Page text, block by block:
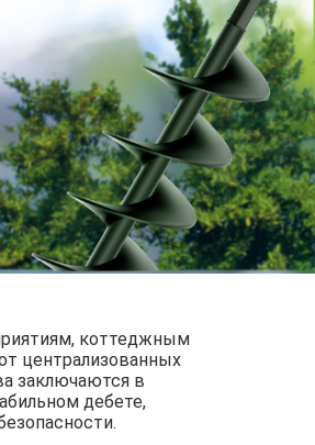
СИСТЕМЫ
ОЧИСТКИ
ВОДЫ
коттеджным
централизованных
заключаются в
дебете,